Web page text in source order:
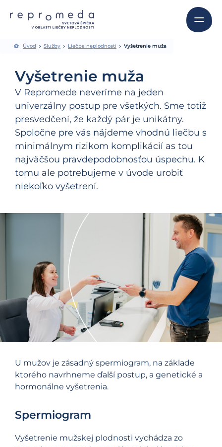
Úvod Služby Liečba neplodnosti Vyšetrenie muža
Vyšetrenie muža
V Repromede neveríme na jeden
univerzálny postup pre všetkých. Sme totiž
presvedčení, že každý pár je unikátny.
Spoločne pre vás nájdeme vhodnú liečbu s
minimálnym rizikom komplikácií as tou
najväčšou pravdepodobnosťou úspechu. K
tomu ale potrebujeme v úvode urobiť
niekoľko vyšetrení.
U mužov je zásadný spermiogram, na základe
ktorého navrhneme ďalší postup, a genetické a
hormonálne vyšetrenia.
Spermiogram
Vyšetrenie mužskej plodnosti vychádza zo